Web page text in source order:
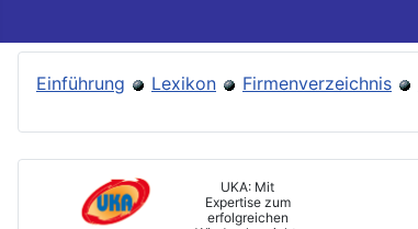
Einführung Lexikon Firmenverzeichnis
UKA: Mit
Expertise zum
erfolgreichen